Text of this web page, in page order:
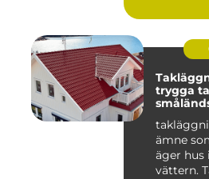
trygga
ämne
äger hus
vättern.